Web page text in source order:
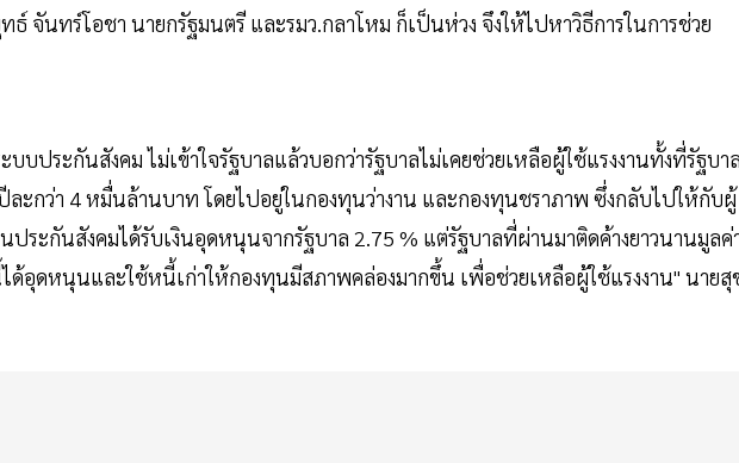
นทร์โอชา นายกรัฐมนตรี และรมว.กลาโหม ก็เป็นห่วง จึงให้ไปหาวิธีการในการช่วย
บบประกันสังคม ไม่เข้าใจรัฐบาลแล้วบอกว่ารัฐบาลไม่เคยช่วยเหลือผู้ใช้แรงงานทั้งที่รัฐบา
ะกว่า 4 หมื่นล้านบาท โดยไปอยู่ในกองทุนว่างาน และกองทุนชราภาพ ซึ่งกลับไปให้กับผู้
ประกันสังคมได้รับเงินอุดหนุนจากรัฐบาล 2.75 % แต่รัฐบาลที่ผ่านมาติดค้างยาวนานมูลค่
อุดหนุนและใช้หนี้เก่าให้กองทุนมีสภาพคล่องมากขึ้น เพื่อช่วยเหลือผู้ใช้แรงงาน" นายสุ